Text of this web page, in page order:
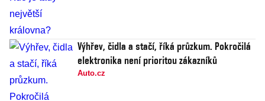
Výhřev, čidla a stačí, říká průzkum. Pokročilá
elektronika není prioritou zákazníků
Auto.cz